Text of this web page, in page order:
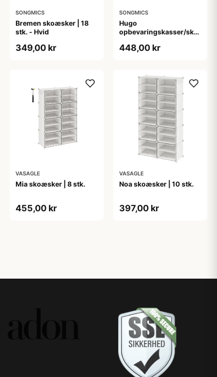
SONGMICS
Bremen skoæsker | 18
stk. - Hvid
349,00 kr
SONGMICS
Hugo
opbevaringskasser/
448,00 kr
VASAGLE
Mia skoæsker | 8 stk.
455,00 kr
VASAGLE
Noa skoæsker | 10 stk.
397,00 kr